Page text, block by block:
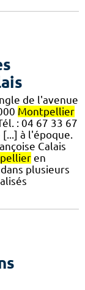
de l'avenue
Montpellier
: 04 67 33 67
à l'époque.
Calais
en
plusieurs